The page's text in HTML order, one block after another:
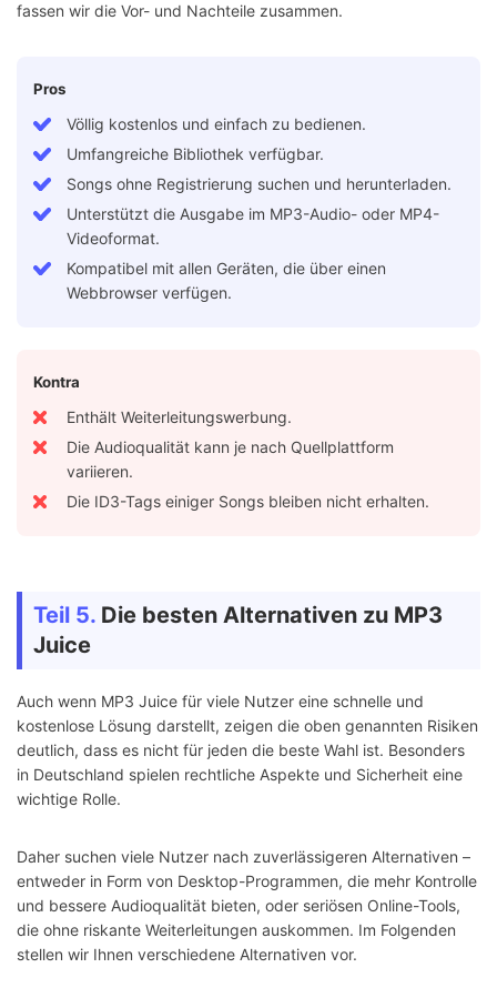
fassen wir die Vor- und Nachteile zusammen.
Pros
Völlig kostenlos und einfach zu bedienen.
Umfangreiche Bibliothek verfügbar.
Songs ohne Registrierung suchen und herunterladen.
Unterstützt die Ausgabe im MP3-Audio- oder MP4-
Videoformat.
Kompatibel mit allen Geräten, die über einen
Webbrowser verfügen.
Kontra
Enthält Weiterleitungswerbung.
Die Audioqualität kann je nach Quellplattform
variieren.
Die ID3-Tags einiger Songs bleiben nicht erhalten.
Teil 5. Die besten Alternativen zu MP3
Juice
Auch wenn MP3 Juice für viele Nutzer eine schnelle und
kostenlose Lösung darstellt, zeigen die oben genannten Risiken
deutlich, dass es nicht für jeden die beste Wahl ist. Besonders
in Deutschland spielen rechtliche Aspekte und Sicherheit eine
wichtige Rolle.
Daher suchen viele Nutzer nach zuverlässigeren Alternativen –
entweder in Form von Desktop-Programmen, die mehr Kontrolle
und bessere Audioqualität bieten, oder seriösen Online-Tools,
die ohne riskante Weiterleitungen auskommen. Im Folgenden
stellen wir Ihnen verschiedene Alternativen vor.